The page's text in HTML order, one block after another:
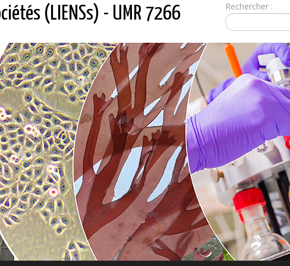
(LIENSs) - UMR 7266 Rechercher :